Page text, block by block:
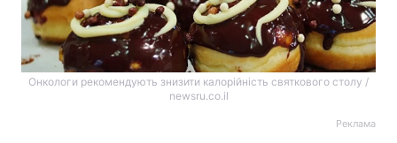
Онкологи рекомендують знизити калорійність святкового столу /
newsru.co.il
Реклама